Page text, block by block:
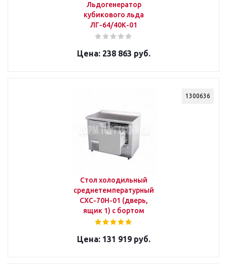
Льдогенератор
кубикового льда
ЛГ-64/40К-01
238 863 руб.
1300636
Стол холодильный
среднетемпературный
СХС-70Н-01 (дверь,
ящик 1) с бортом
131 919 руб.